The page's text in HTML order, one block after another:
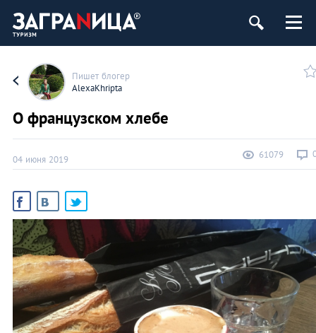
Пишет блогер
AlexaKhripta
О французском хлебе
04 июня 2019 61079